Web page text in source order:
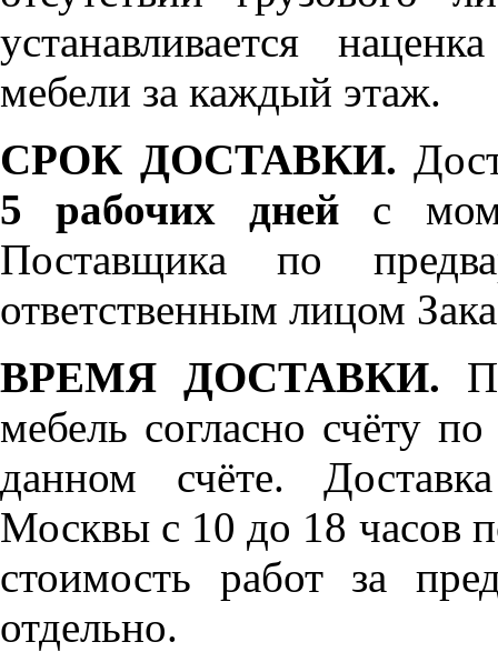
устанавливается
мебели за каждый этаж.
СРОК ДОСТАВКИ.
5 рабочих дней с
Поставщика по
ответственным лицом
ВРЕМЯ ДОСТАВКИ.
мебель согласно счёту
данном счёте.
Москвы с 10 до 18 часов
стоимость работ за
отдельно.